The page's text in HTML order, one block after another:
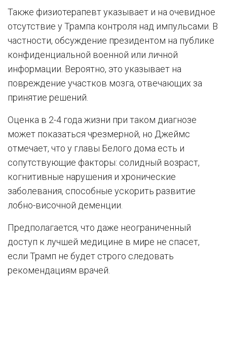
Также физиотерапевт указывает и на очевидное
отсутствие у Трампа контроля над импульсами. В
частности, обсуждение президентом на публике
конфиденциальной военной или личной
информации. Вероятно, это указывает на
повреждение участков мозга, отвечающих за
принятие решений.
Оценка в 2-4 года жизни при таком диагнозе
может показаться чрезмерной, но Джеймс
отмечает, что у главы Белого дома есть и
сопутствующие факторы: солидный возраст,
когнитивные нарушения и хронические
заболевания, способные ускорить развитие
лобно-височной деменции.
Предполагается, что даже неограниченный
доступ к лучшей медицине в мире не спасет,
если Трамп не будет строго следовать
рекомендациям врачей.